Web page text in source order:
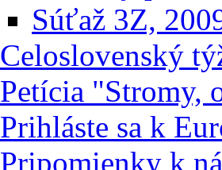
Súťaž 3Z,
Celoslovenský
Petícia "Stromy,
Prihláste sa k
Pripomienky k